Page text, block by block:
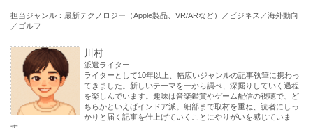
担当ジャンル：最新テクノロジー（Apple製品、VR/ARなど）／ビジネス／海外動向
／ゴルフ
川村
派遣ライター
ライターとして10年以上、幅広いジャンルの記事執筆に携わっ
てきました。新しいテーマを一から調べ、深掘りしていく過程
を楽しんでいます。趣味は音楽鑑賞やゲーム配信の視聴で、ど
ちらかといえばインドア派。細部まで取材を重ね、読者にしっ
かりと届く記事を仕上げていくことにやりがいを感じていま